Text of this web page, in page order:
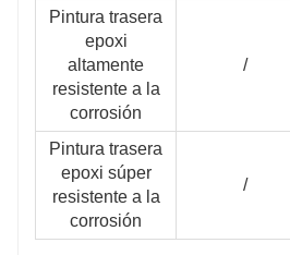
Pintura trasera
epoxi
altamente
resistente a la
corrosión
/
Pintura trasera
epoxi súper
resistente a la
corrosión
/